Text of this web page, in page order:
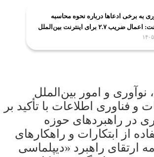
به برخی ادعاها درباره نحوه محاسبه
مصرف اینترنت: اعمال ضریب ۲.۷ برای اینترنت بین‌الملل
نوآوری و امور بین‌الملل
و فناوری اطلاعات با تأکید بر
در راهبردهای حوزه
از ابتکارات و راهکارهای
ارتقای راهبرد «دیپلماسی